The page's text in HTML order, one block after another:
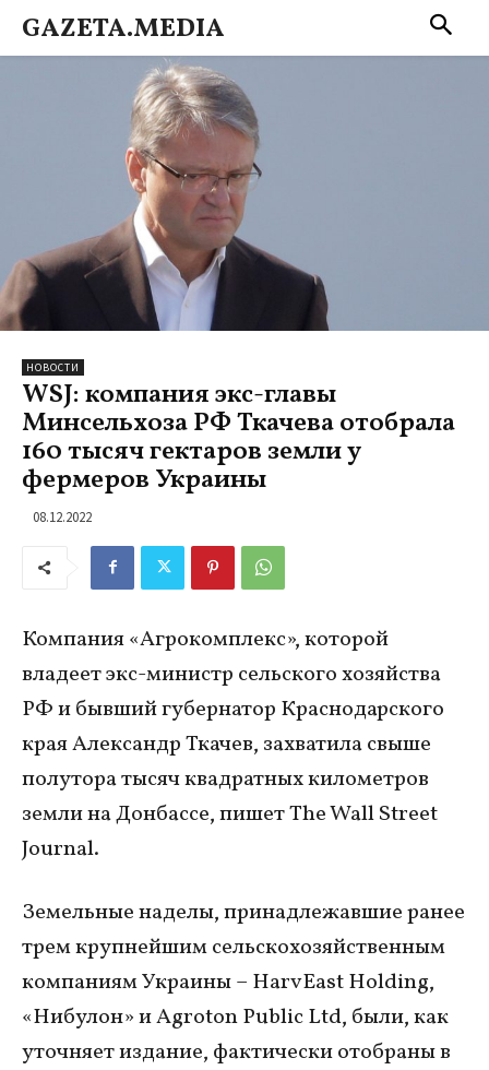
GAZETA.MEDIA
НОВОСТИ
WSJ: компания экс-главы
Минсельхоза РФ Ткачева отобрала
160 тысяч гектаров земли у
фермеров Украины
08.12.2022
Компания «Агрокомплекс», которой
владеет экс-министр сельского хозяйства
РФ и бывший губернатор Краснодарского
края Александр Ткачев, захватила свыше
полутора тысяч квадратных километров
земли на Донбассе, пишет The Wall Street
Journal.
Земельные наделы, принадлежавшие ранее
трем крупнейшим сельскохозяйственным
компаниям Украины – HarvEast Holding,
«Нибулон» и Agroton Public Ltd, были, как
уточняет издание, фактически отобраны в